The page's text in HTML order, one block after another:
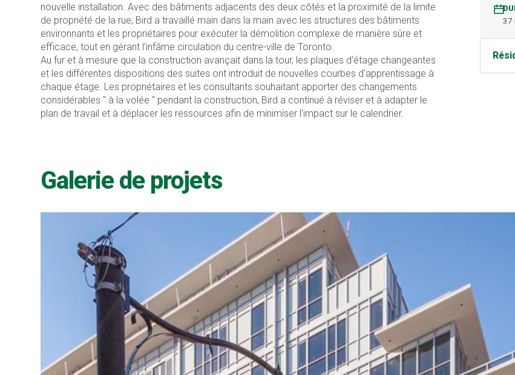
nouvelle installation. Avec des bâtiments adjacents des deux côtés et la proximité de la limite
de propriété de la rue, Bird a travaillé main dans la main avec les structures des bâtiments
environnants et les propriétaires pour exécuter la démolition complexe de manière sûre et
efficace, tout en gérant l'infâme circulation du centre-ville de Toronto.
Au fur et à mesure que la construction avançait dans la tour, les plaques d'étage changeantes
et les différentes dispositions des suites ont introduit de nouvelles courbes d'apprentissage à
chaque étage. Les propriétaires et les consultants souhaitant apporter des changements
considérables " à la volée " pendant la construction, Bird a continué à réviser et à adapter le
plan de travail et à déplacer les ressources afin de minimiser l'impact sur le calendrier.
37
Galerie de projets